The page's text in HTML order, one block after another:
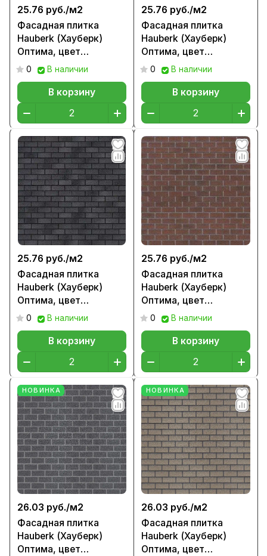
25.76 руб./м2
Фасадная плитка
Hauberk (Хауберк)
Оптима, цвет
Шотландский кирпич
0 В наличии
В корзину
25.76 руб./м2
Фасадная плитка
Hauberk (Хауберк)
Оптима, цвет
Каталонский кирпич
0 В наличии
В корзину
25.76 руб./м2
Фасадная плитка
Hauberk (Хауберк)
Оптима, цвет
Альпийский кирпич
0 В наличии
В корзину
25.76 руб./м2
Фасадная плитка
Hauberk (Хауберк)
Оптима, цвет
Обожженный кирпич
0 В наличии
В корзину
НОВИНКА
26.03 руб./м2
Фасадная плитка
Hauberk (Хауберк)
Оптима, цвет
НОВИНКА
26.03 руб./м2
Фасадная плитка
Hauberk (Хауберк)
Оптима, цвет